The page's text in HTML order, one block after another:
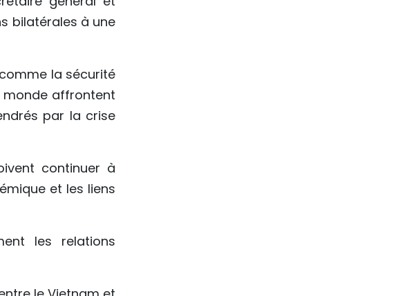
bilatérales à une
la sécurité
monde affrontent
par la crise
continuer à
et les liens
les relations